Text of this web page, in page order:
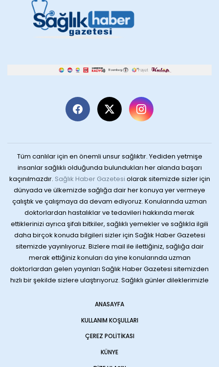
Tüm canlılar için en önemli unsur sağlıktır. Yediden yetmişe
insanlar sağlıklı olduğunda bulundukları her alanda başarı
kaçınılmazdır. Sağlık Haber Gazetesi olarak sitemizde sizler için
dünyada ve ülkemizde sağlığa dair her konuya yer vermeye
çalıştık ve çalışmaya da devam ediyoruz. Konularında uzman
doktorlardan hastalıklar ve tedavileri hakkında merak
ettiklerinizi ayrıca şifalı bitkiler, sağlıklı yemekler ve sağlıkla ilgili
daha birçok konuda bilgileri sizler için Sağlık Haber Gazetesi
sitemizde yayınlıyoruz. Bizlere mail ile ilettiğiniz, sağlığa dair
merak ettiğiniz konuları da yine konularında uzman
doktorlardan gelen yayınları Sağlık Haber Gazetesi sitemizden
hızlı bir şekilde sizlere ulaştırıyoruz. Sağlıklı günler dileklerimizle
ANASAYFA
KULLANIM KOŞULLARI
ÇEREZ POLITIKASI
KÜNYE